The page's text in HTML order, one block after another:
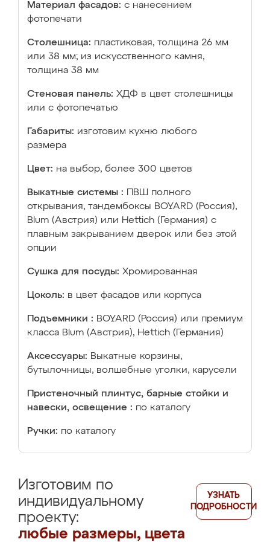
Материал фасадов: с нанесением
фотопечати
Столешница: пластиковая, толщина 26 мм
или 38 мм; из искусственного камня,
толщина 38 мм
Стеновая панель: ХДФ в цвет столешницы
или с фотопечатью
Габариты: изготовим кухню любого
размера
Цвет: на выбор, более 300 цветов
Выкатные системы :
ПВШ полного
открывания, тандембоксы BOYARD (Россия),
Blum (Австрия) или Hettich (Германия) с
плавным закрыванием дверок или без этой
опции
Сушка для посуды: Хромированная
Цоколь: в цвет фасадов или корпуса
Подъемники : BOYARD (Россия) или премиум
класса Blum (Австрия), Hettich (Германия)
Аксессуары: Выкатные корзины,
бутылочницы, волшебные уголки, карусели
Пристеночный плинтус, барные стойки и
навески, освещение : по каталогу
Ручки: по каталогу
Изготовим по
индивидуальному
проекту:
любые размеры, цвета
УЗНАТЬ
ПОДРОБНОСТИ